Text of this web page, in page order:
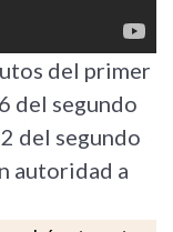
del primer
del segundo
del segundo
autoridad a